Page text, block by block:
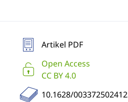
Artikel PDF
Open Access
CC BY 4.0
10.1628/